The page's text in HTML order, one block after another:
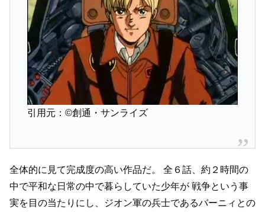
引用元：©創通・サンライズ
全体的に見て完成度の高い作品だ。
全６話、約２時間の
中で平和な日常の中で暮らしていた少年が 戦争という事
実を目の当たりにし、ジオン軍の兵士であるバーニィとの